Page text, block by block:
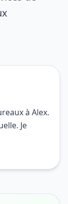
à Alex.
Je